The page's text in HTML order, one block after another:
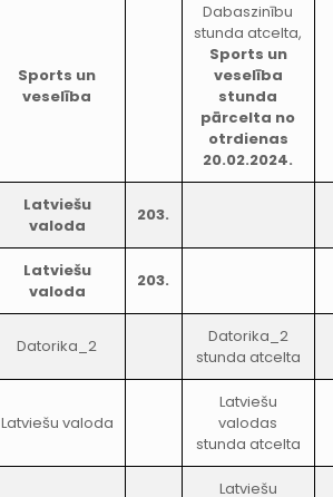
Sports un
veselība
Dabaszinību
stunda atcelta,
Sports un
veselība
stunda
pārcelta no
otrdienas
20.02.2024.
Latviešu
valoda
203.
Latviešu
valoda
203.
Datorika_2
Datorika_2
stunda atcelta
Latviešu valoda
Latviešu
valodas
stunda atcelta
Latviešu